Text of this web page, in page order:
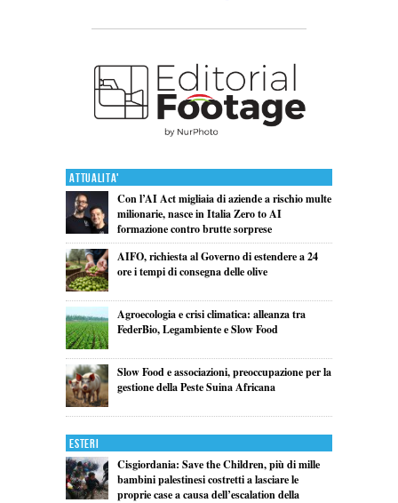
Attualita'
Con l’AI Act migliaia di aziende a rischio multe
milionarie, nasce in Italia Zero to AI
formazione contro brutte sorprese
AIFO, richiesta al Governo di estendere a 24
ore i tempi di consegna delle olive
Agroecologia e crisi climatica: alleanza tra
FederBio, Legambiente e Slow Food
Slow Food e associazioni, preoccupazione per la
gestione della Peste Suina Africana
Esteri
Cisgiordania: Save the Children, più di mille
bambini palestinesi costretti a lasciare le
proprie case a causa dell’escalation della